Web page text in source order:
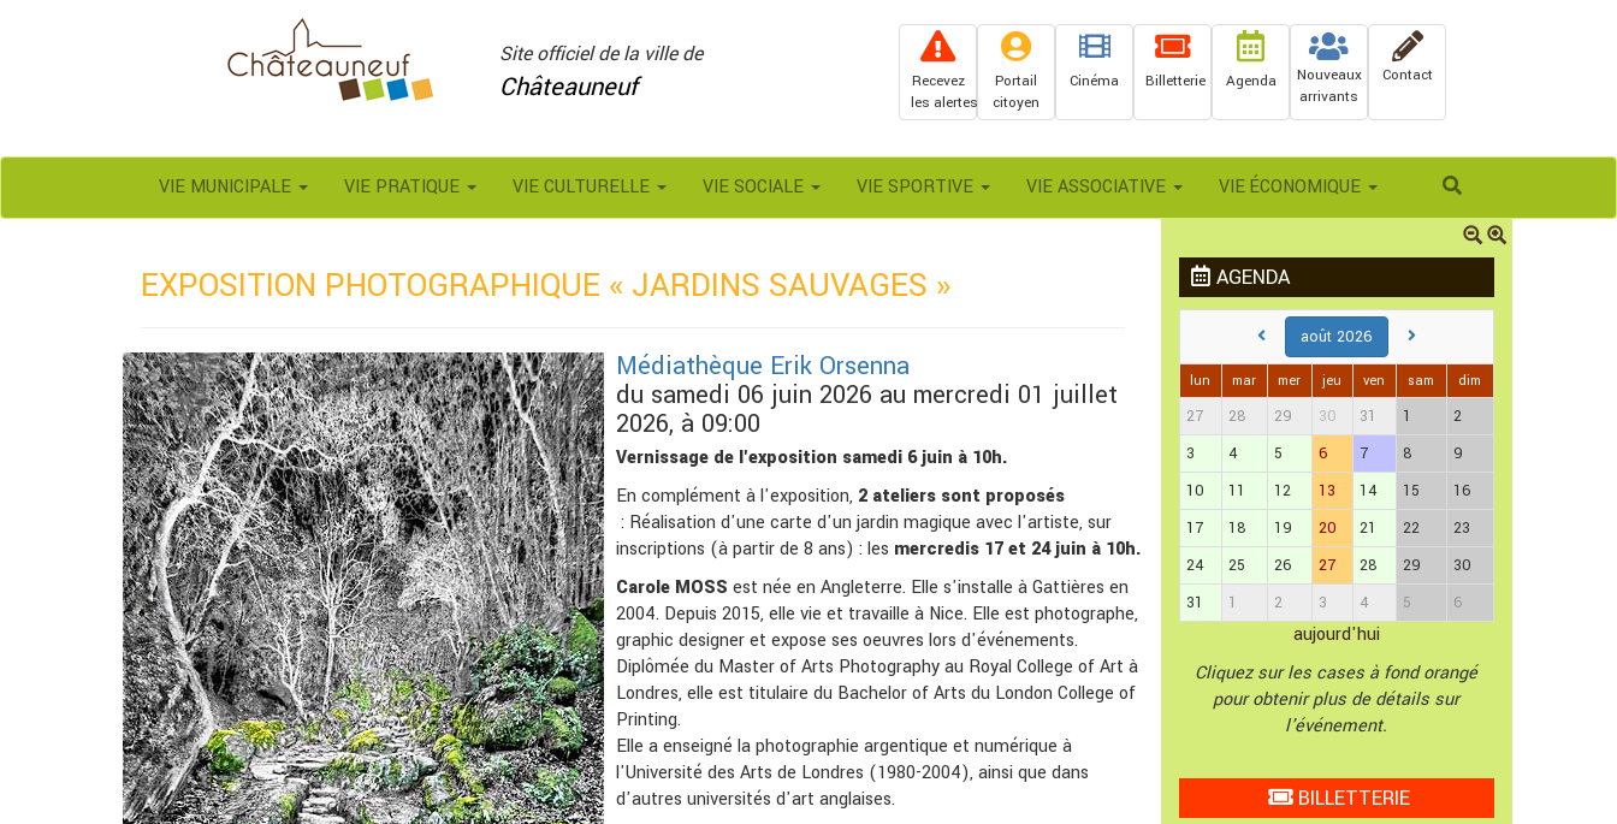
Site officiel de la ville de
Châteauneuf Contact
Nouveaux
arrivants
Agenda
Billetterie
Cinéma
Portail
citoyen
Recevez
les alertes
Rechercher
VIE MUNICIPALE VIE PRATIQUE VIE CULTURELLE VIE SOCIALE VIE SPORTIVE VIE ASSOCIATIVE VIE ÉCONOMIQUE
EXPOSITION PHOTOGRAPHIQUE « JARDINS SAUVAGES »
Médiathèque Erik Orsenna
du samedi 06 juin 2026 au mercredi 01 juillet
2026, à 09:00
Vernissage de l'exposition samedi 6 juin à 10h.
En complément à l'exposition, 2 ateliers sont proposés
: Réalisation d'une carte d'un jardin magique avec l'artiste, sur
inscriptions (à partir de 8 ans) : les mercredis 17 et 24 juin à 10h.
Carole MOSS est née en Angleterre. Elle s'installe à Gattières en
2004. Depuis 2015, elle vie et travaille à Nice. Elle est photographe,
graphic designer et expose ses oeuvres lors d'événements.
Diplômée du Master of Arts Photography au Royal College of Art à
Londres, elle est titulaire du Bachelor of Arts du London College of
Printing.
Elle a enseigné la photographie argentique et numérique à
l'Université des Arts de Londres (1980-2004), ainsi que dans
d'autres universités d'art anglaises.
AGENDA
août 2026
lun mar mer jeu ven sam dim
27 28 29 30 31 1
2
3
4 5 6 7 8
9
10
11 12 13 14 15
16
17
18 19 20 21 22
23
24
25 26 27 28 29
30
31
1 2 3 4 5 6
aujourd'hui
Cliquez sur les cases à fond orangé
pour obtenir plus de détails sur
l'événement.
BILLETTERIE